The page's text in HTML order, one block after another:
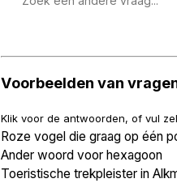
Voorbeelden van
Klik voor de antwoorden, of vul
Roze vogel die graag op één
Ander woord voor hexagoon
Toeristische trekpleister in